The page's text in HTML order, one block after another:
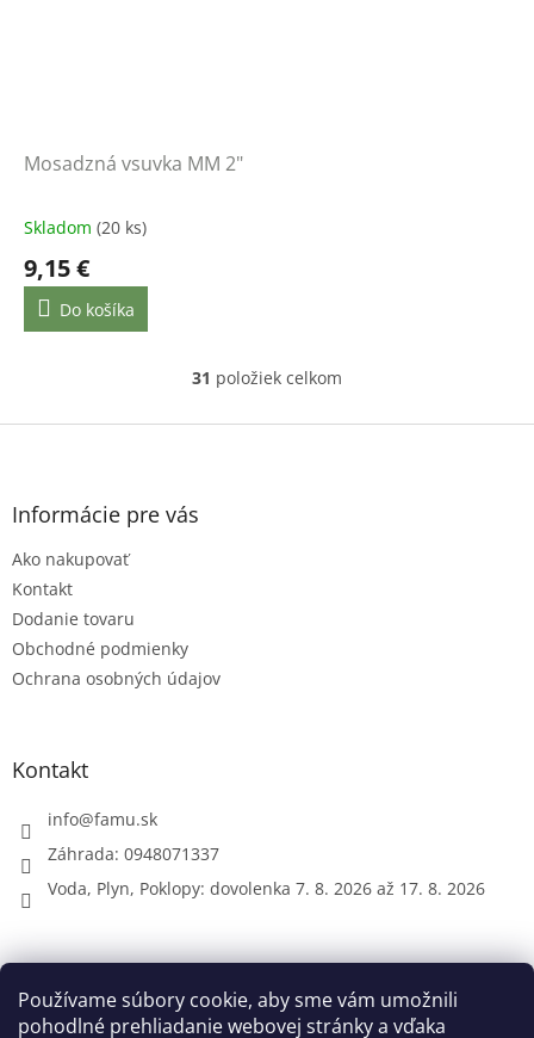
Používame súbory cookie, aby sme vám umožnili
pohodlné prehliadanie webovej stránky a vďaka
Mosadzná vsuvka MM 2"
Skladom (20 ks)
9,15 €
Do košíka
O
l
31 položiek celkom
Z
Informácie pre vás
Ako nakupovať
Kontakt
Dodanie tovaru
Obchodné podmienky
Ochrana osobných údajov
Kontakt
info@famu.sk
Záhrada: 0948071337
Voda, Plyn, Poklopy: dovolenka 7. 8. 2026 až 17. 8. 2026